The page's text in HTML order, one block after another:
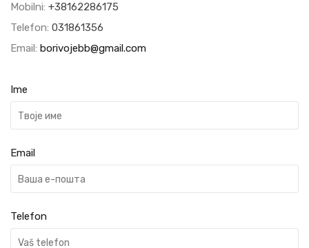
Mobilni: +38162286175
Telefon: 031861356
Email: borivojebb@gmail.com
Ime
Email
Telefon